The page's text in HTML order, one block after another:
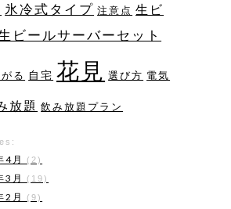
氷冷式タイプ 注意点 生ビ
ビールサーバーセット
る 自宅 花見 選び方 電気
放題 飲み放題プラン
4月 (2)
3月 (19)
2月 (9)